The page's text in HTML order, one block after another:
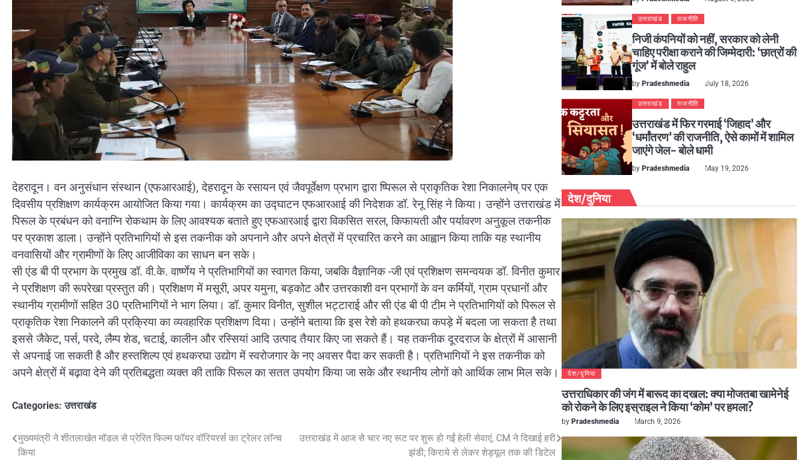
देहरादून। वन अनुसंधान संस्थान (एफआरआई), देहरादून के रसायन एवं जैवपूर्वेक्षण प्रभाग द्वारा ष्पिरूल से प्राकृतिक रेशा निकालनेष् पर एक
दिवसीय प्रशिक्षण कार्यक्रम आयोजित किया गया। कार्यक्रम का उद्घाटन एफआरआई की निदेशक डॉ. रेनू सिंह ने किया। उन्होंने उत्तराखंड में
पिरूल के प्रबंधन को वनाग्नि रोकथाम के लिए आवश्यक बताते हुए एफआरआई द्वारा विकसित सरल, किफायती और पर्यावरण अनुकूल तकनीक
पर प्रकाश डाला। उन्होंने प्रतिभागियों से इस तकनीक को अपनाने और अपने क्षेत्रों में प्रचारित करने का आह्वान किया ताकि यह स्थानीय
वनवासियों और ग्रामीणों के लिए आजीविका का साधन बन सके।
सी एंड बी पी प्रभाग के प्रमुख डॉ. वी.के. वार्ष्णेय ने प्रतिभागियों का स्वागत किया, जबकि वैज्ञानिक -जी एवं प्रशिक्षण समन्वयक डॉ. विनीत कुमार
ने प्रशिक्षण की रूपरेखा प्रस्तुत की। प्रशिक्षण में मसूरी, अपर यमुना, बड़कोट और उत्तरकाशी वन प्रभागों के वन कर्मियों, ग्राम प्रधानों और
स्थानीय ग्रामीणों सहित 30 प्रतिभागियों ने भाग लिया। डॉ. कुमार विनीत, सुशील भट्टाराई और सी एंड बी पी टीम ने प्रतिभागियों को पिरूल से
प्राकृतिक रेशा निकालने की प्रक्रिया का व्यवहारिक प्रशिक्षण दिया। उन्होंने बताया कि इस रेशे को हथकरघा कपड़े में बदला जा सकता है तथा
इससे जैकेट, पर्स, परदे, लैम्प शेड, चटाई, कालीन और रस्सियां आदि उत्पाद तैयार किए जा सकते हैं। यह तकनीक दूरदराज के क्षेत्रों में आसानी
से अपनाई जा सकती है और हस्तशिल्प एवं हथकरघा उद्योग में स्वरोजगार के नए अवसर पैदा कर सकती है। प्रतिभागियों ने इस तकनीक को
अपने क्षेत्रों में बढ़ावा देने की प्रतिबद्धता व्यक्त की ताकि पिरूल का सतत उपयोग किया जा सके और स्थानीय लोगों को आर्थिक लाभ मिल सके।
Categories:उत्तराखंड
Post
मुख्यमंत्री ने शीतलाखेत मॉडल से प्रेरित फिल्म फॉयर वॉरियरर्स का ट्रेलर लॉन्च
किया
उत्तराखंड में आज से चार नए रूट पर शुरू हो गईं हेली सेवाएं, CM ने दिखाई हरी
झंडी; किराये से लेकर शेड्यूल तक की डिटेल
उत्तराखंड राजनीति
निजी कंपनियों को नहीं, सरकार को लेनी
चाहिए परीक्षा कराने की जिम्मेदारी: ‘छात्रों की
गूंज’ में बोले राहुल
by Pradeshmedia July 18, 2026
उत्तराखंड राजनीति
उत्तराखंड में फिर गरमाई ‘जिहाद’ और
‘धर्मांतरण’ की राजनीति, ऐसे कामों में शामिल
जाएंगे जेल- बोले धामी
by Pradeshmedia May 19, 2026
देश/दुनिया
देश/दुनिया
उत्तराधिकार की जंग में बारूद का दखल: क्या मोजतबा खामेनेई
को रोकने के लिए इस्राइल ने किया ‘कोम’ पर हमला?
by Pradeshmedia March 9, 2026